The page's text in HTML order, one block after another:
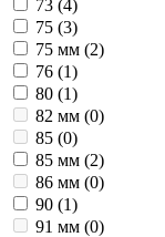
73 (4)
75 (3)
75 мм (2)
76 (1)
80 (1)
82 мм (0)
85 (0)
85 мм (2)
86 мм (0)
90 (1)
91 мм (0)